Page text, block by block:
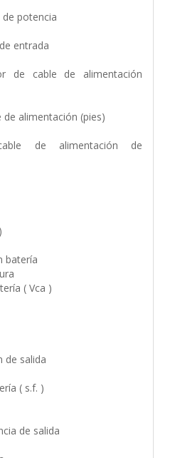
potencia
entrada
de cable de alimentación
de alimentación (pies)
de alimentación de
batería
( Vca )
de salida
( s.f. )
de salida